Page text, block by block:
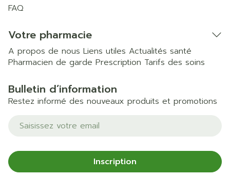
FAQ
Votre pharmacie
A propos de nous Liens utiles Actualités santé
Pharmacien de garde Prescription Tarifs des soins
Bulletin d’information
Restez informé des nouveaux produits et promotions
Adresse mail
Inscription